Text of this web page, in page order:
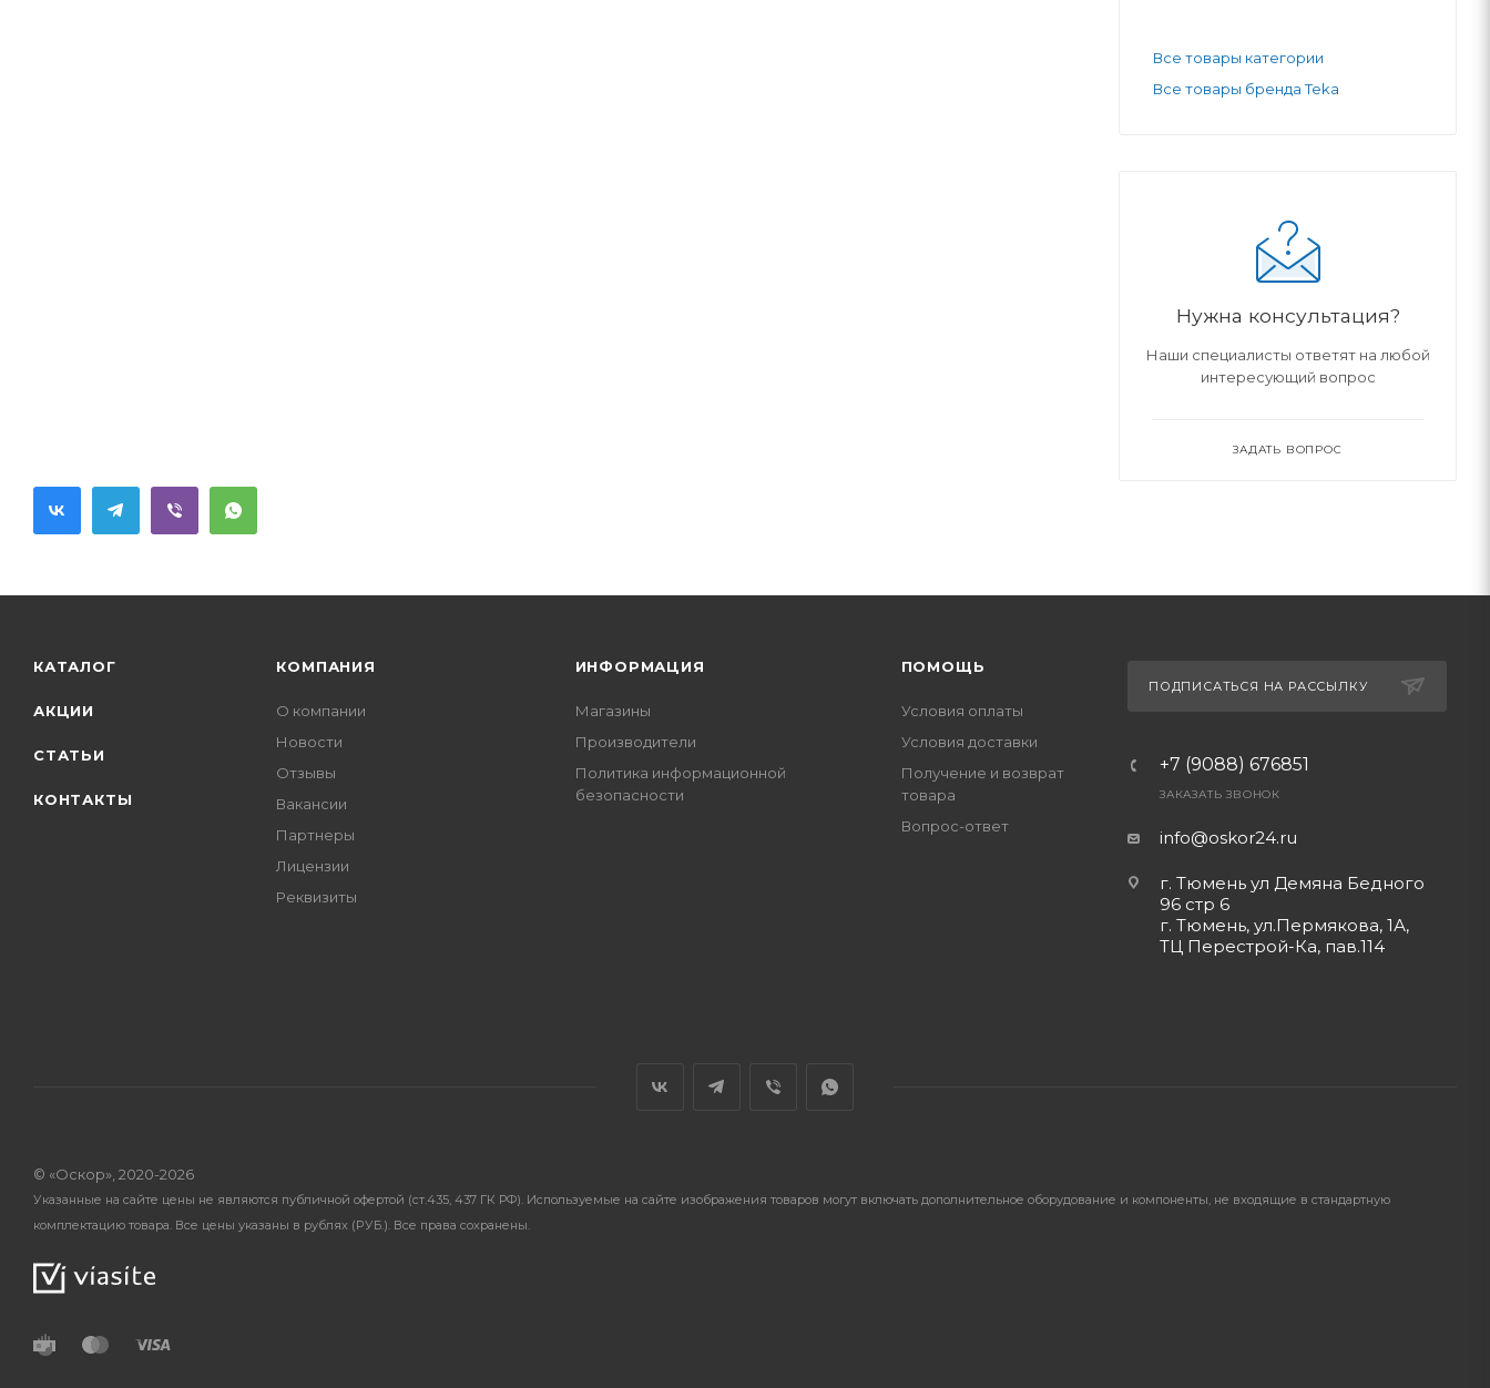
Все товары категории
Все товары бренда Teka
Нужна консультация?
Наши специалисты ответят на любой
интересующий вопрос
ЗАДАТЬ ВОПРОС
КАТАЛОГ
АКЦИИ
СТАТЬИ
КОНТАКТЫ
КОМПАНИЯ
О компании
Новости
Отзывы
Вакансии
Партнеры
Лицензии
Реквизиты
ИНФОРМАЦИЯ
Магазины
Производители
Политика информационной
безопасности
ПОМОЩЬ
Условия оплаты
Условия доставки
Получение и возврат
товара
Вопрос-ответ
ПОДПИСАТЬСЯ НА РАССЫЛКУ
+7 (9088) 676851
ЗАКАЗАТЬ ЗВОНОК
info@oskor24.ru
г. Тюмень ул Демяна Бедного
96 стр 6
г. Тюмень, ул.Пермякова, 1А,
ТЦ Перестрой-Ка, пав.114
© «Оскор», 2020-2026
Указанные на сайте цены не являются публичной офертой (ст.435, 437 ГК РФ). Используемые на сайте изображения товаров могут включать дополнительное оборудование и компоненты, не входящие в стандартную
комплектацию товара. Все цены указаны в рублях (PУБ.). Все права сохранены.